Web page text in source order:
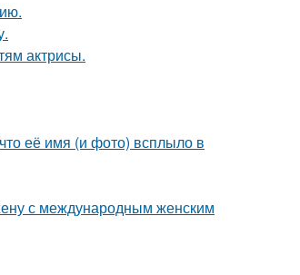
актрисы.
её имя (и фото) всплыло в
с международным женским